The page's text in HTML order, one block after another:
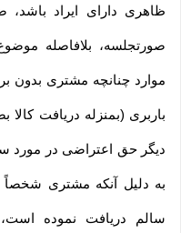
ظاهری دارای ایراد
صورتجلسه، بلافاصله
موارد چنانچه مشتری
باربری (بمنزله دریافت
دیگر حق اعتراضی در مورد
به دلیل آنکه مشتری شخصاً
سالم دریافت نموده است،